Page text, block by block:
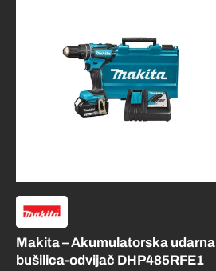
Makita – Akumulatorska udarna
bušilica-odvijač DHP485RFE1